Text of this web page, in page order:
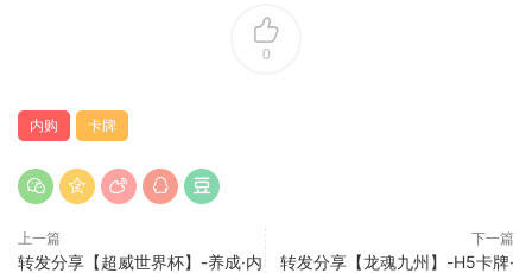
0
内购 卡牌
上一篇
转发分享【超威世界杯】-养成·内
下一篇
转发分享【龙魂九州】-H5卡牌·